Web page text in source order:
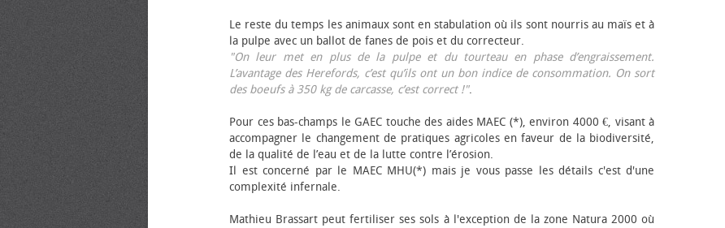
Le reste du temps les animaux sont en stabulation où ils sont nourris au maïs et à
la pulpe avec un ballot de fanes de pois et du correcteur.
"On leur met en plus de la pulpe et du tourteau en phase d’engraissement.
L’avantage des Herefords, c’est qu’ils ont un bon indice de consommation. On sort
des bœufs à 350 kg de carcasse, c’est correct !".
Pour ces bas-champs le GAEC touche des aides MAEC (*), environ 4000 €, visant à
accompagner le changement de pratiques agricoles en faveur de la biodiversité,
de la qualité de l’eau et de la lutte contre l’érosion.
Il est concerné par le MAEC MHU(*) mais je vous passe les détails c'est d'une
complexité infernale.
Mathieu Brassart peut fertiliser ses sols à l'exception de la zone Natura 2000 où